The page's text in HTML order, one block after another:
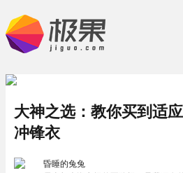
大神之选：教你买到适
冲锋衣
昏睡的兔兔